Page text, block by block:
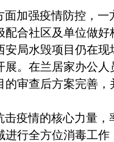
面加强疫情防控，
配合社区及单位做
安局水毁项目仍在
展。在兰居家办公
的审查后方案完善
击疫情的核心力量，
进行全方位消毒工